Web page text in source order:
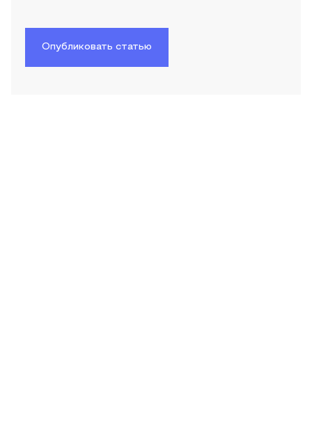
Опубликовать статью